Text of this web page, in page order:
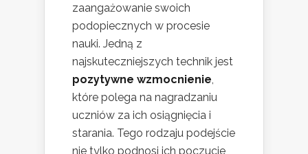
zaangażowanie swoich
podopiecznych w procesie
nauki. Jedną z
najskuteczniejszych technik jest
pozytywne wzmocnienie
które polega na nagradzaniu
uczniów za ich osiągnięcia i
starania. Tego rodzaju podejście
nie tylko podnosi ich poczucie